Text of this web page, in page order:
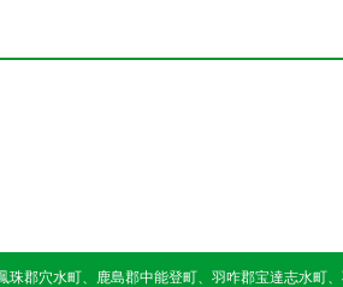
郡穴水町、鹿島郡中能登町、羽咋郡宝達志水町